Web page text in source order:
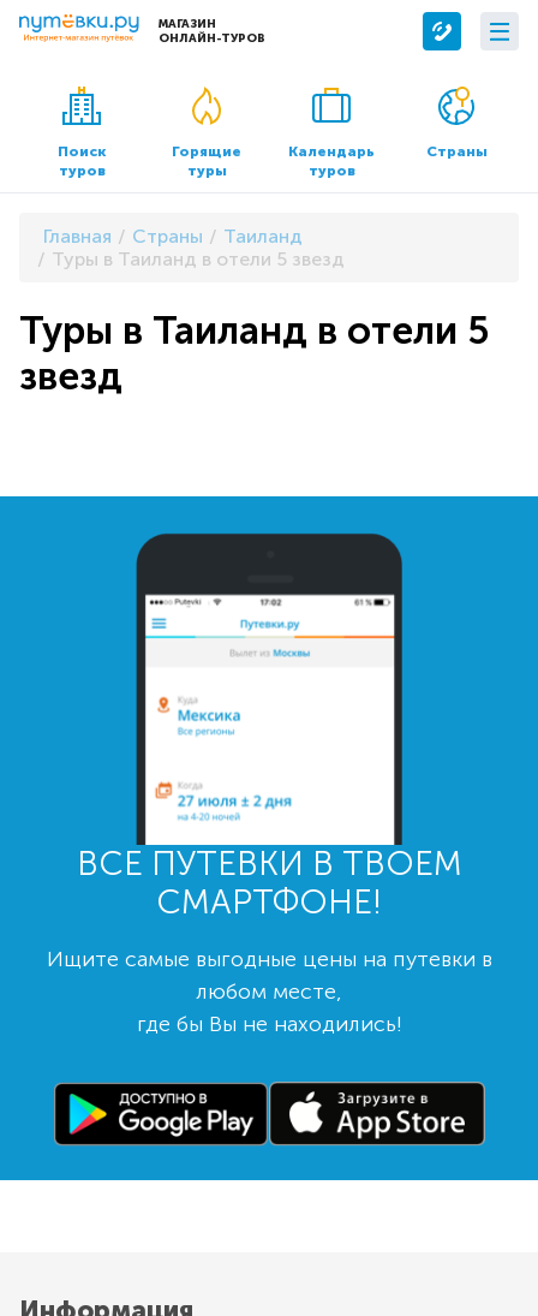
МАГАЗИН
ОНЛАЙН-ТУРОВ
Сервисы
Бронирование отелей
Трансфер
О компании
О нас
Контакты
Документы и реквизиты
Поиск
туров
Горящие
туры
Календарь
туров
Страны
Главная Страны
Таиланд
Туры в Таиланд в отели 5 звезд
Туры в Таиланд в отели 5
звезд
ВСЕ ПУТЕВКИ В ТВОЕМ
СМАРТФОНЕ!
Ищите самые выгодные цены на путевки в
любом месте,
где бы Вы не находились!